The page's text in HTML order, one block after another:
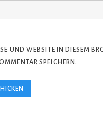
UND WEBSITE IN DIESEM
SPEICHERN.